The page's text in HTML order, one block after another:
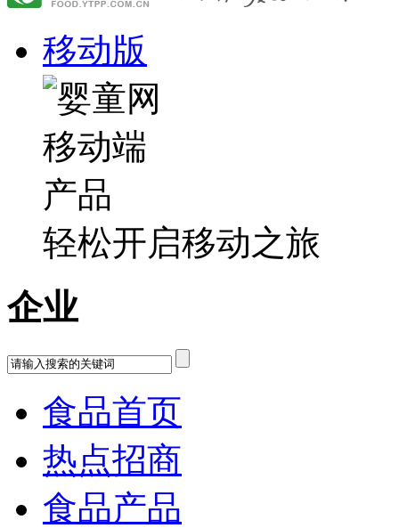
移动版
轻松开启移动之旅
企业
食品首页
热点招商
食品产品